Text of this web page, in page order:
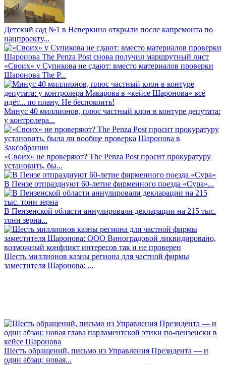
Детский сад №1 в Неверкино открыли после капремонта по
нацпроекту...
«Своих» у Супикова не сдают: вместо материалов проверки
Шаронова The P...
Минус 40 миллионов, плюс частный клон в контуре депутата:
у контролера...
«Своих» не проверяют? The Penza Post просит прокуратуру
установить, бы...
В Пензе отпразднуют 60-летие фирменного поезда «Сура»...
В Пензенской области аннулировали декларации на 215 тыс.
тонн зерна...
Шесть миллионов казны региона для частной фирмы
заместителя Шаронова: ...
Шесть обращений, письмо из Управления Президента — и
один абзац: новая...